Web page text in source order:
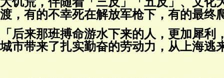
渡，有的不幸死在解放军枪下，有的最终
「后来那班搏命游水下来的人，更加犀
城市带来了扎实勤奋的劳动力，从上海逃